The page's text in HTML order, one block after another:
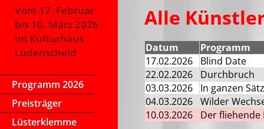
Vom 17. Februar
bis 10. März 2026
im Kulturhaus
Lüdenscheid
Programm 2026
Preisträger
Lüsterklemme
Alle
Datum
Programm
17.02.2026
Blind Date
22.02.2026
Durchbruch
03.03.2026
In ganzen
04.03.2026 Wilder
10.03.2026
Der